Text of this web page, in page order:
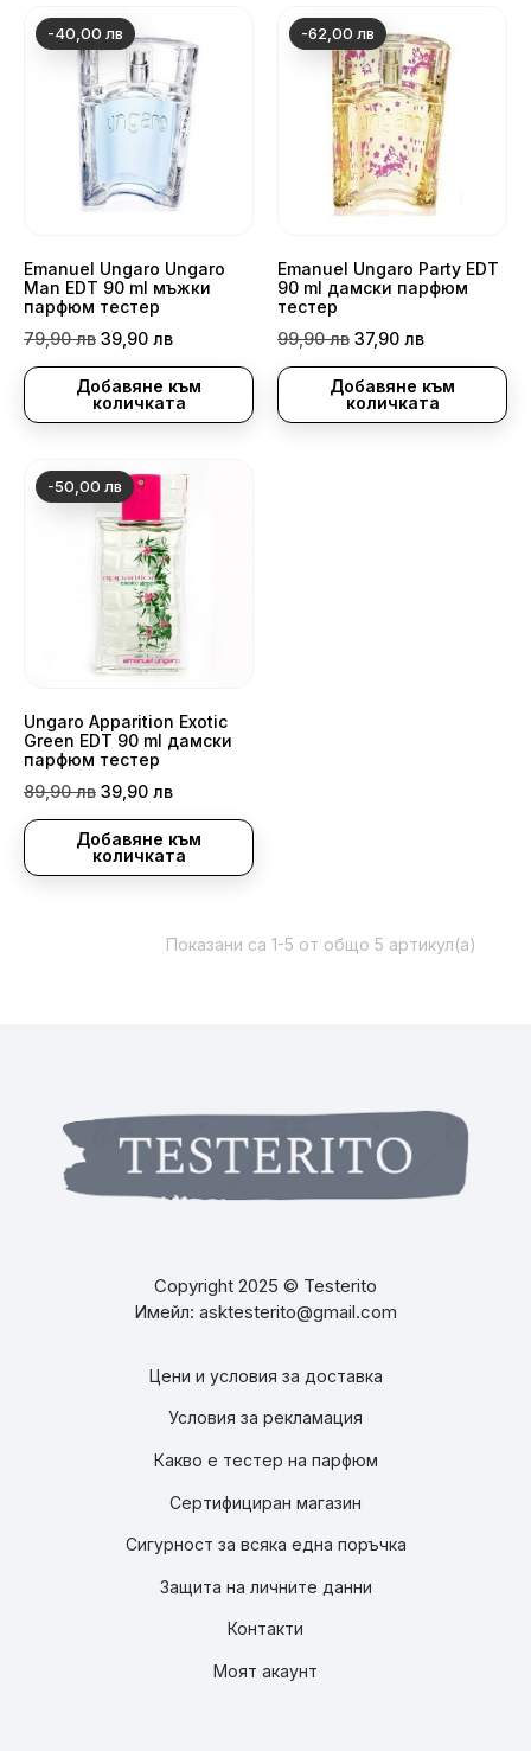
Emanuel Ungaro Ungaro
Man EDT 90 ml мъжки
парфюм тестер
Редовна
цена
79,90 лв Цена
39,90 лв
Добавяне към
количката
-40,00 лв
Emanuel Ungaro Party EDT
90 ml дамски парфюм
тестер
Редовна
цена
99,90 лв Цена
37,90 лв
Добавяне към
количката
-62,00 лв
Ungaro Apparition Exotic
Green EDT 90 ml дамски
парфюм тестер
Редовна
цена
89,90 лв Цена
39,90 лв
Добавяне към
количката
-50,00 лв
Показани са 1-5 от общо 5 артикул(а)
Copyright 2025 © Testerito
Имейл: asktesterito@gmail.com
Цени и условия за доставка
Условия за рекламация
Какво е тестер на парфюм
Сертифициран магазин
Сигурност за всяка една поръчка
Защита на личните данни
Контакти
Моят акаунт